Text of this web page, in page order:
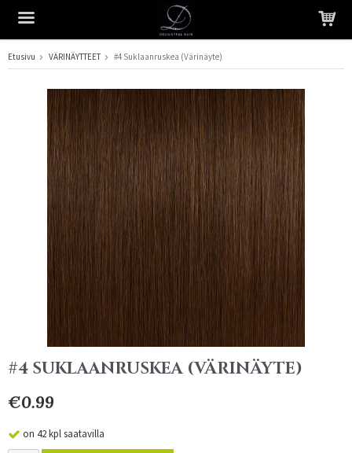
Tuote on lisätty ostoskoriin
Etusivu VÄRINÄYTTEET #4 Suklaanruskea (Värinäyte)
#4 SUKLAANRUSKEA (VÄRINÄYTE)
€0.99
on 42 kpl saatavilla